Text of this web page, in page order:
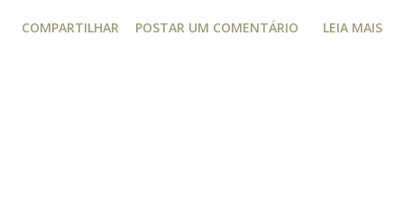
prática, ele manipula e desagrega, usando informações
COMPARTILHAR POSTAR UM COMENTÁRIO LEIA MAIS